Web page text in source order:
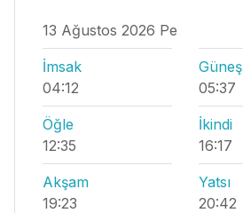
13 Ağustos 2026 Pe
İmsak
04:12
Güneş
05:37
Öğle
12:35
İkindi
16:17
Akşam
19:23
Yatsı
20:42